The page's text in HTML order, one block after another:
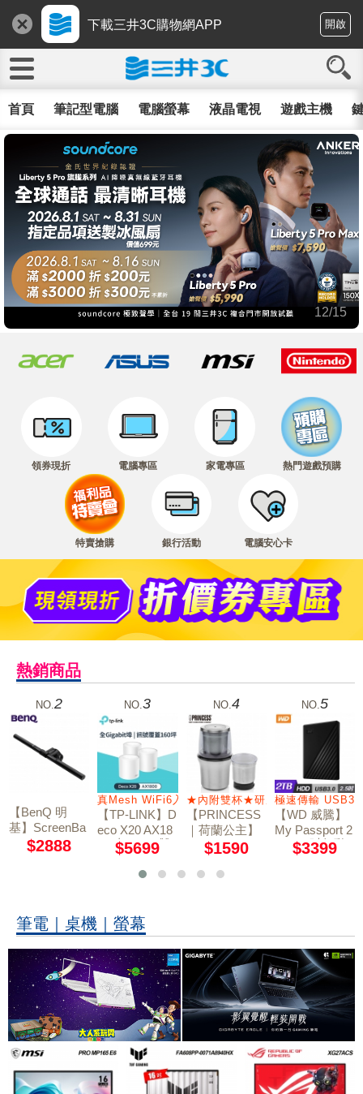
下載三井3C購物網APP 開啟
首頁 筆記型電腦 電腦螢幕 液晶電視 遊戲主機
12/15
領券現折 電腦專區 家電專區 熱門遊戲預購
特賣搶購 銀行活動 電腦安心卡
熱銷商品
NO. 2
【BenQ 明
基】ScreenBa
r e-Reading la
mp 螢幕智能
$2888
NO.3
真Mesh WiFi6入門款
【TP-LINK】D
eco X20 AX18
00 真Mesh 雙
頻無線網狀路
由器 3入組
$5699
NO. 4
★內附雙杯★研磨杯/蔬果切碎杯
【PRINCESS
｜荷蘭公主】
不鏽鋼乾溼研
221030
$1590
NO.5
極速傳輸
【WD 威騰】
My Passport 2
TB 2.5吋行動
硬碟-黑
$3399
筆電｜桌機｜螢幕